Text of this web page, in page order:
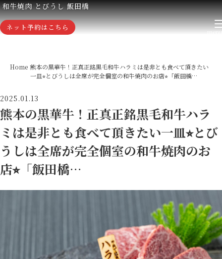
和牛焼肉 とびうし 飯田橋
ネット予約はこちら
Home 熊本の黒華牛！正真正銘黒毛和牛ハラミは是非とも食べて頂きたい
一皿⭐︎とびうしは全席が完全個室の和牛焼肉のお店⭐︎「飯田橋…
2025.01.13
熊本の黒華牛！正真正銘黒毛和牛ハラ
ミは是非とも食べて頂きたい一皿⭐︎とび
うしは全席が完全個室の和牛焼肉のお
店⭐︎「飯田橋…